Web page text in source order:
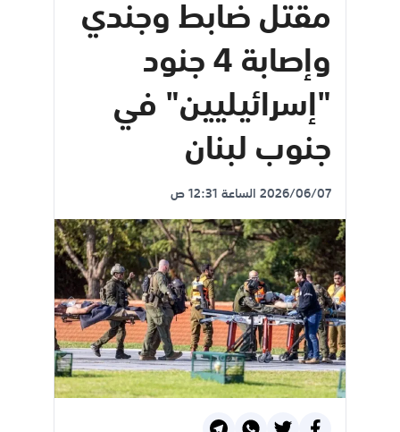
مقتل ضابط وجندي
وإصابة 4 جنود
"إسرائيليين" في
جنوب لبنان
2026/06/07 الساعة 12:31 ص